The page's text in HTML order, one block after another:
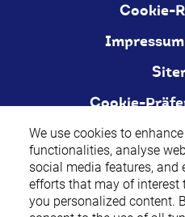
We use cookies to
functionalities, analyse
social media features, and
efforts that may of interest
you personalized content.
We use cookies to
functionalities, analyse
social media features, and
efforts that may of interest
you personalized content.
We use cookies to
functionalities, analyse
social media features, and
efforts that may of interest
you personalized content.
Cookie-
Cookie-
Über Wirkung und mögliche